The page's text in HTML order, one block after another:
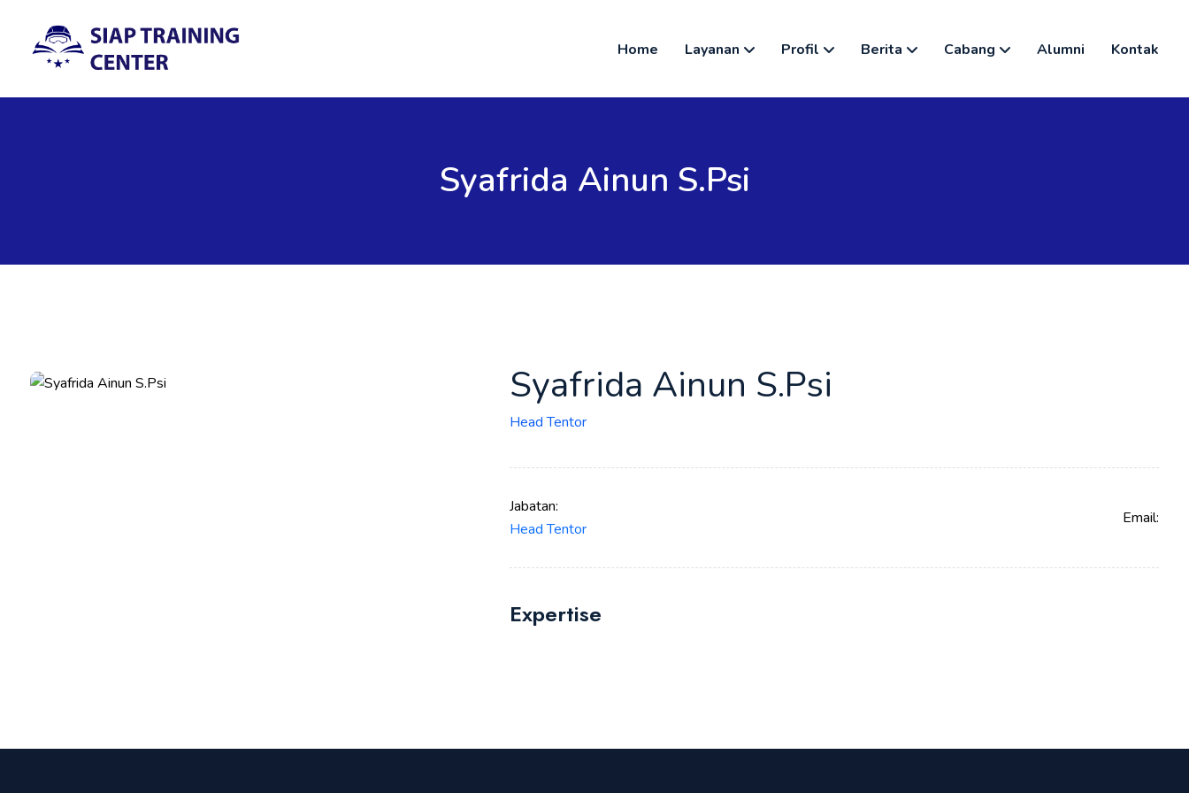
Home Layanan Profil Berita Cabang Alumni Kontak
Syafrida Ainun S.Psi
Syafrida Ainun S.Psi
Head Tentor
Jabatan:
Head Tentor
Email:
Expertise